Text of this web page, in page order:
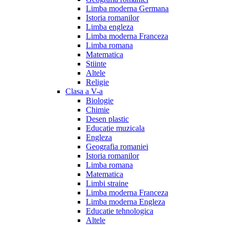
Limba moderna Germana
Istoria romanilor
Limba engleza
Limba moderna Franceza
Limba romana
Matematica
Stiinte
Altele
Religie
Clasa a V-a
Biologie
Chimie
Desen plastic
Educatie muzicala
Engleza
Geografia romaniei
Istoria romanilor
Limba romana
Matematica
Limbi straine
Limba moderna Franceza
Limba moderna Engleza
Educatie tehnologica
Altele